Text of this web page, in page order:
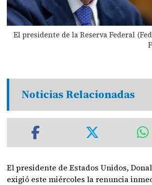
El presidente de la Reserva Federal
Noticias Relacionadas
El presidente de Estados Unidos,
exigió este miércoles la renuncia